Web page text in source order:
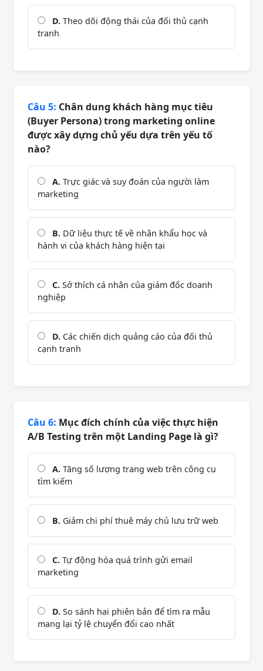
D. Theo dõi động thái của đối thủ cạnh
tranh
Câu 5: Chân dung khách hàng mục tiêu
(Buyer Persona) trong marketing online
được xây dựng chủ yếu dựa trên yếu tố
nào?
A. Trực giác và suy đoán của người làm
marketing
B. Dữ liệu thực tế về nhân khẩu học và
hành vi của khách hàng hiện tại
C. Sở thích cá nhân của giám đốc doanh
nghiệp
D. Các chiến dịch quảng cáo của đối thủ
cạnh tranh
Câu 6: Mục đích chính của việc thực hiện
A/B Testing trên một Landing Page là gì?
A. Tăng số lượng trang web trên công cụ
tìm kiếm
B. Giảm chi phí thuê máy chủ lưu trữ web
C. Tự động hóa quá trình gửi email
marketing
D. So sánh hai phiên bản để tìm ra mẫu
mang lại tỷ lệ chuyển đổi cao nhất